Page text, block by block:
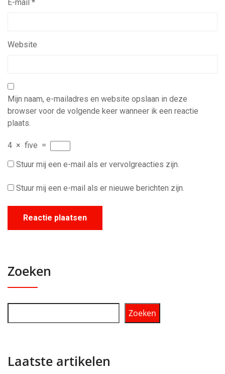
E-mail *
Website
Mijn naam, e-mailadres en website opslaan in deze
browser voor de volgende keer wanneer ik een reactie
plaats.
4 × five =
Stuur mij een e-mail als er vervolgreacties zijn.
Stuur mij een e-mail als er nieuwe berichten zijn.
Zoeken
Zoeken
Laatste artikelen